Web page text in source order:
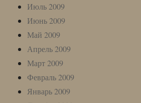
Июль 2009
Июнь 2009
Май 2009
Апрель 2009
Март 2009
Февраль 2009
Январь 2009